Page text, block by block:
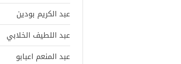
عبد الكريم بودين
عبد اللطيف الخلابي
عبد المنعم اعبابو